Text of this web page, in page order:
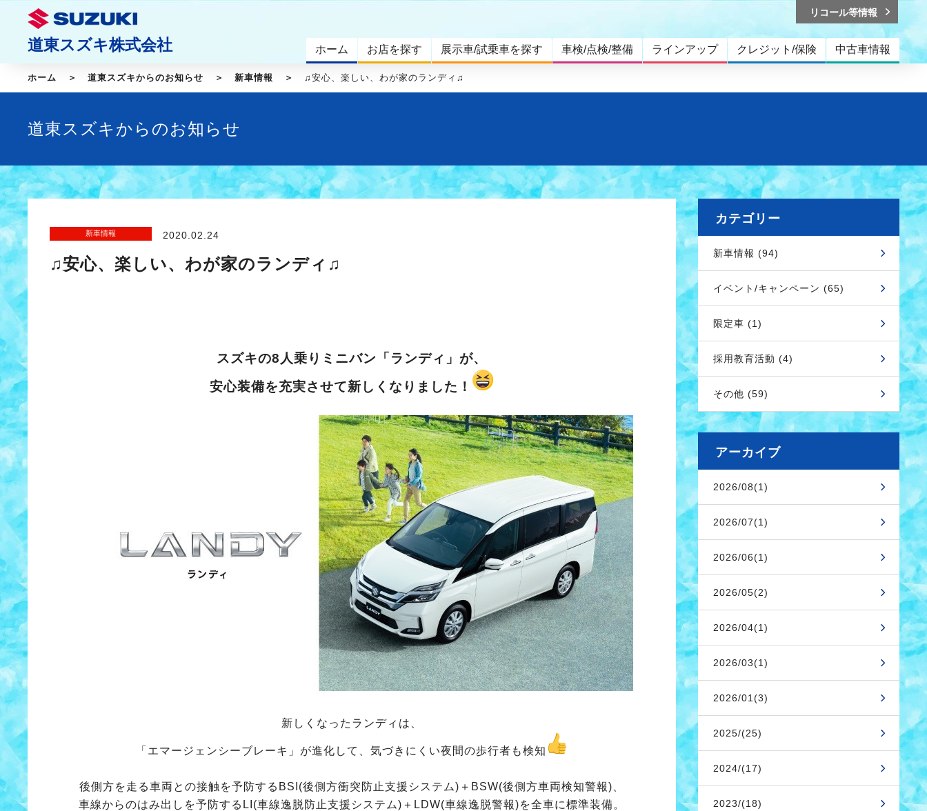
道東スズキ株式会社 ホーム お店を探す 展示車/試乗車を探す 車検/点検/整備 ラインアップ クレジット/保険 中古車情報
リコール等情報
ホーム 道東スズキからのお知らせ 新車情報 ♫安心、楽しい、わが家のランディ♫
道東スズキからのお知らせ
新車情報 2020.02.24
♫安心、楽しい、わが家のランディ♫
スズキの8人乗りミニバン「ランディ」が、
安心装備を充実させて新しくなりました！
新しくなったランディは、
「エマージェンシーブレーキ」が進化して、気づきにくい夜間の歩行者も検知
後側方を走る車両との接触を予防するBSI(後側方衝突防止支援システム)＋BSW(後側方車両検知警報)、
車線からのはみ出しを予防するLI(車線逸脱防止支援システム)＋LDW(車線逸脱警報)を全車に標準装備。
カテゴリー
新車情報 (94)
イベント/キャンペーン (65)
限定車 (1)
採用教育活動 (4)
その他 (59)
アーカイブ
2026/08(1)
2026/07(1)
2026/06(1)
2026/05(2)
2026/04(1)
2026/03(1)
2026/01(3)
2025/(25)
2024/(17)
2023/(18)